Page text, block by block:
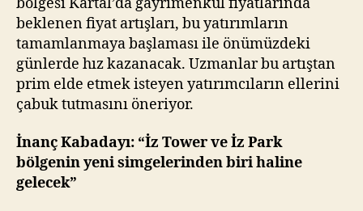
beklenen fiyat artışları, bu yatırımların
tamamlanmaya başlaması ile önümüzdeki
günlerde hız kazanacak. Uzmanlar bu artıştan
prim elde etmek isteyen yatırımcıların ellerini
çabuk tutmasını öneriyor.
İnanç Kabadayı: “İz Tower ve İz Park
bölgenin yeni simgelerinden biri haline
gelecek”